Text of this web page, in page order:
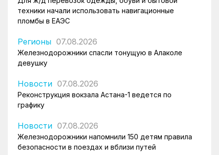
техники начали использовать навигационные
пломбы в ЕАЭС
Регионы 07.08.2026
Железнодорожники спасли тонущую в Алаколе
девушку
Новости 07.08.2026
Реконструкция вокзала Астана-1 ведется по
графику
Новости 07.08.2026
Железнодорожники напомнили 150 детям правила
безопасности в поездах и вблизи путей